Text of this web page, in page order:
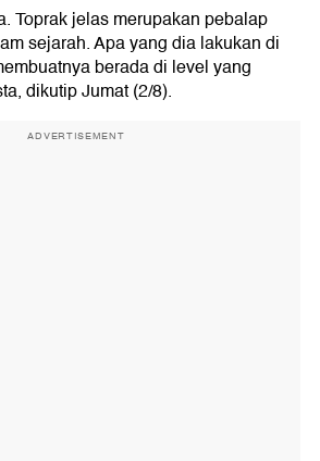
Toprak jelas merupakan pebalap
sejarah. Apa yang dia lakukan di
berada di level yang
dikutip Jumat (2/8).
ADVERTISEMENT